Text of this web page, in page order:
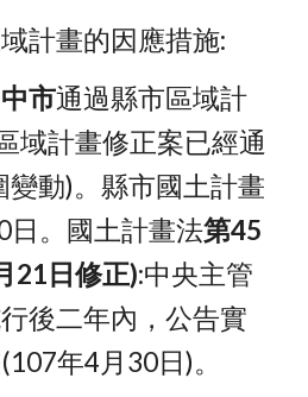
計畫的因應措施:
市通過縣市區域計
域計畫修正案已經通
動)。縣市國土計畫
日。國土計畫法第45
21日修正):中央主管
後二年內，公告實
年4月30日)。